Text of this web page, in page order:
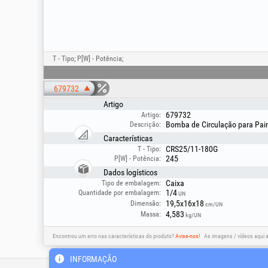
T - Tipo; P[W] - Potência;
679732
Artigo
Artigo: 679732
Descrição:
Bomba de Circulação para
Características
T - Tipo: CRS25/11-180G
P[W] - Potência:
245
Dados logísticos
Tipo de embalagem: Caixa
Quantidade por embalagem: 1/4UN
Dimensão: 19,5x16x18 cm/UN
Massa: 4,583 kg/UN
Encontrou um erro nas características do produto?Avise-nos! As imagens / vídeos aqui
INFORMAÇÃO